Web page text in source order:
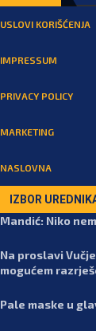
USLOVI KORIŠĆENJA
IMPRESSUM
PRIVACY POLICY
MARKETING
NASLOVNA
IZBOR
Mandić: Niko
Na proslavi
mogućem
Pale maske u